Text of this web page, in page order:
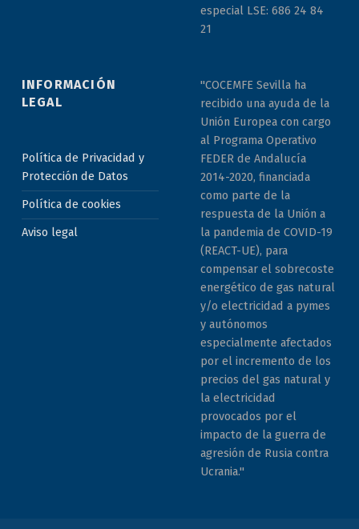
especial LSE: 686 24 84
21
INFORMACIÓN
LEGAL
Política de Privacidad y
Protección de Datos
Política de cookies
Aviso legal
"COCEMFE Sevilla ha
recibido una ayuda de la
Unión Europea con cargo
al Programa Operativo
FEDER de Andalucía
2014-2020, financiada
como parte de la
respuesta de la Unión a
la pandemia de COVID-19
(REACT-UE), para
compensar el sobrecoste
energético de gas natural
y/o electricidad a pymes
y autónomos
especialmente afectados
por el incremento de los
precios del gas natural y
la electricidad
provocados por el
impacto de la guerra de
agresión de Rusia contra
Ucrania."